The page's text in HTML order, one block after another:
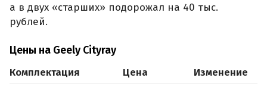
а в двух «старших» подорожал на 40 тыс.
рублей.
Цены на Geely Cityray
Комплектация Цена
Изменение